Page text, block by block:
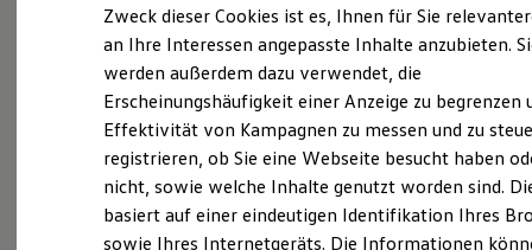
Laden
Laden unterwegs
Laden Zuhause
Ladezeitensimulator
Batterie
Sicherheit
Garantie und Lebensdauer
Nachhaltigkeit
Technologie
Kosten und Kauf
Fahrzeugangebot anfordern
Serviceanfrage stellen
Zweck dieser Cookies ist es, Ihnen für Sie
an Ihre Interessen angepasste Inhalte anzubieten.
werden außerdem dazu verwendet, die
Erscheinungshäufigkeit einer Anzeige zu begrenzen
Effektivität von Kampagnen zu messen und zu
registrieren, ob Sie eine Webseite besucht haben
nicht, sowie welche Inhalte genutzt worden sind.
basiert auf einer eindeutigen Identifikation Ihres
sowie Ihres Internetgeräts. Die Informationen